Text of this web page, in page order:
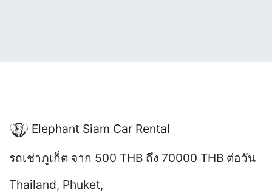
Elephant Siam Car Rental
รถเช่าภูเก็ต จาก 500 THB ถึง 70000 THB ต่อวัน
Thailand, Phuket,